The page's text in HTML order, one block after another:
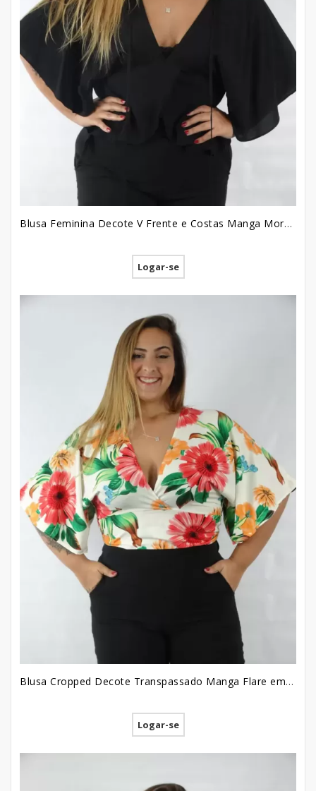
Blusa Feminina Decote V Frente e Costas Manga Morcego em Viscose Plus Size Preto [2209058]
Logar-se
Blusa Cropped Decote Transpassado Manga Flare em Viscose Plus Size Off White Flores e Folhas [2209057]
Logar-se